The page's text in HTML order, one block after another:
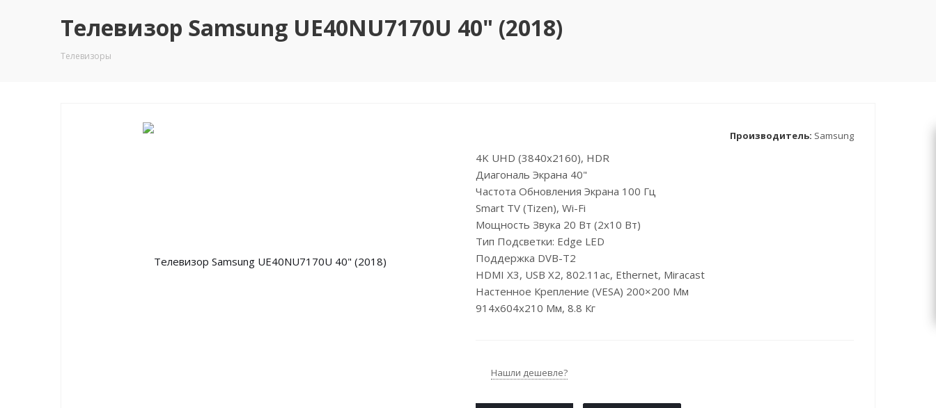
Телевизор Samsung UE40NU7170U 40" (2018)
Телевизоры
Производитель: Samsung
4K UHD (3840x2160), HDR
Диагональ Экрана 40"
Частота Обновления Экрана 100 Гц
Smart TV (Tizen), Wi-Fi
Мощность Звука 20 Вт (2х10 Вт)
Тип Подсветки: Edge LED
Поддержка DVB-T2
HDMI X3, USB X2, 802.11ac, Ethernet, Miracast
Настенное Крепление (VESA) 200×200 Мм
914x604x210 Мм, 8.8 Кг
Нашли дешевле?